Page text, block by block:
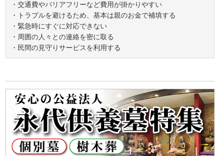
・交通費やバリアフリーなど費用が掛かりやすい
・トラブルを避けるため、基本は親のお金で補填する
・緊急時にすぐに対応できない
・周囲の人々との連絡を密に取る
・民間の見守りサービスを利用する